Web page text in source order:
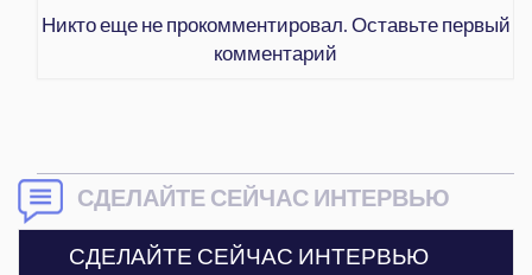
Никто еще не прокомментировал. Оставьте первый
комментарий
СДЕЛАЙТЕ СЕЙЧАС ИНТЕРВЬЮ
СДЕЛАЙТЕ СЕЙЧАС ИНТЕРВЬЮ